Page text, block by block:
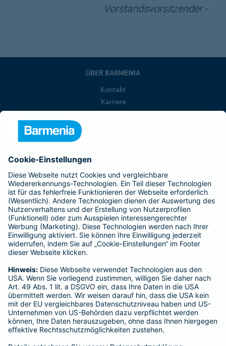
Vorstandsvorsitzender
ÜBER BARMENIA
Kontakt
Karriere
Barmenia ist Teil der BarmeniaGothaer
BELIEBTE SEITEN
Kranken-Zusatzversicherung
Tierversicherungen
Haftpflichtversicherung
Hausratversicherung
Adresse ändern
Schaden melden
Kilometerstandsmeldung
Serviceübersicht